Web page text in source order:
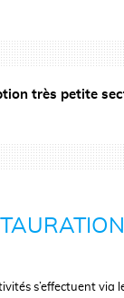
très petite
s’effectuent